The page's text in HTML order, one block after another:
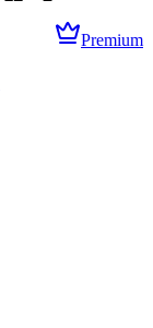
Premium